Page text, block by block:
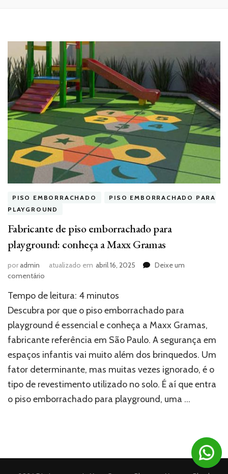
PISO EMBORRACHADO
PISO EMBORRACHADO PARA
PLAYGROUND
Fabricante de piso emborrachado para
playground: conheça a Maxx Gramas
poradmin atualizado em abril 16, 2025
Deixe um
comentário
de
piso
emborrachado
para
playground:
conheça
a
Maxx
Gramas
Tempo de leitura: 4 minutos
Descubra por que o piso emborrachado para
playground é essencial e conheça a Maxx Gramas,
fabricante referência em São Paulo. A segurança em
espaços infantis vai muito além dos brinquedos. Um
fator determinante, mas muitas vezes ignorado, é o
tipo de revestimento utilizado no solo. É aí que entra
o piso emborrachado para playground, uma …